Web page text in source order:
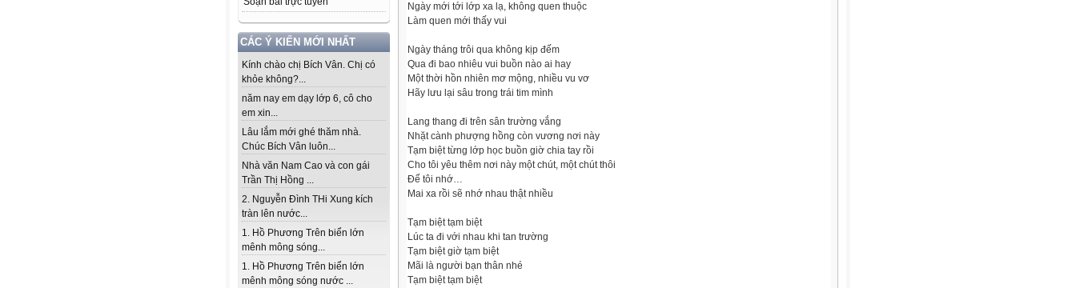
CÁC Ý KIẾN MỚI NHẤT
Kính chào chị Bích Vân. Chị có
khỏe không?...
năm nay em dạy lớp 6, cô cho
em xin...
Lâu lắm mới ghé thăm nhà.
Chúc Bích Vân luôn...
Nhà văn Nam Cao và con gái
Trần Thị Hồng ...
2. Nguyễn Đình THi Xung kích
tràn lên nước...
1. Hồ Phương Trên biển lớn
mênh mông sóng...
1. Hồ Phương Trên biển lớn
mênh mông sóng nước ...
Ngày mới tới lớp xa lạ, không quen thuộc
Làm quen mới thấy vui
Ngày tháng trôi qua không kịp đếm
Qua đi bao nhiêu vui buồn nào ai hay
Một thời hồn nhiên mơ mộng, nhiều vu vơ
Hãy lưu lại sâu trong trái tim mình
Lang thang đi trên sân trường vắng
Nhặt cành phượng hồng còn vương nơi này
Tạm biệt từng lớp học buồn giờ chia tay rồi
Cho tôi yêu thêm nơi này một chút, một chút thôi
Để tôi nhớ…
Mai xa rồi sẽ nhớ nhau thật nhiều
Tạm biệt tạm biệt
Lúc ta đi với nhau khi tan trường
Tạm biệt giờ tạm biệt
Mãi là người bạn thân nhé
Tạm biệt tạm biệt